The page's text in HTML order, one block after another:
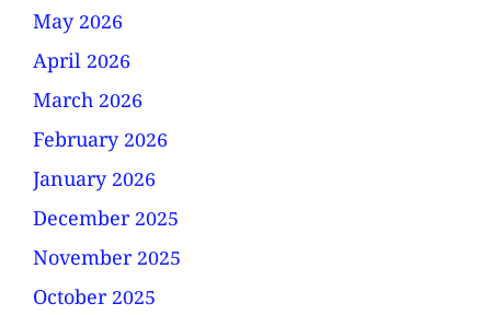
May 2026
April 2026
March 2026
February 2026
January 2026
December 2025
November 2025
October 2025